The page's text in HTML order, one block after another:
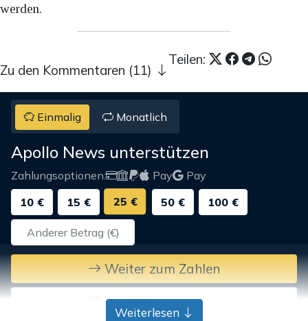
werden.
Teilen:
Zu den Kommentaren (11)
Einmalig Monatlich
Apollo News unterstützen
Zahlungsoptionen: Pay
Pay
10 €
15 € 25 € 50 € 100 €
Weiter zum Zahlen
Bank-Überweisung
Weiterlesen